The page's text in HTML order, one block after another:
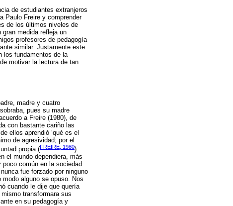
de estudiantes extranjeros
Paulo Freire y comprender
de los últimos niveles de
medida refleja un
profesores de pedagogía
similar. Justamente este
los fundamentos de la
motivar la lectura de tan
madre y cuatro
pues su madre
a Freire (1980), de
con bastante cariño las
ellos aprendió ‘qué es el
de agresividad; por el
propia (FREIRE, 1980).
el mundo dependiera, más
común en la sociedad
fue forzado por ninguno
alguno se opuso. Nos
cuando le dije que quería
transformara sus
en su pedagogía y